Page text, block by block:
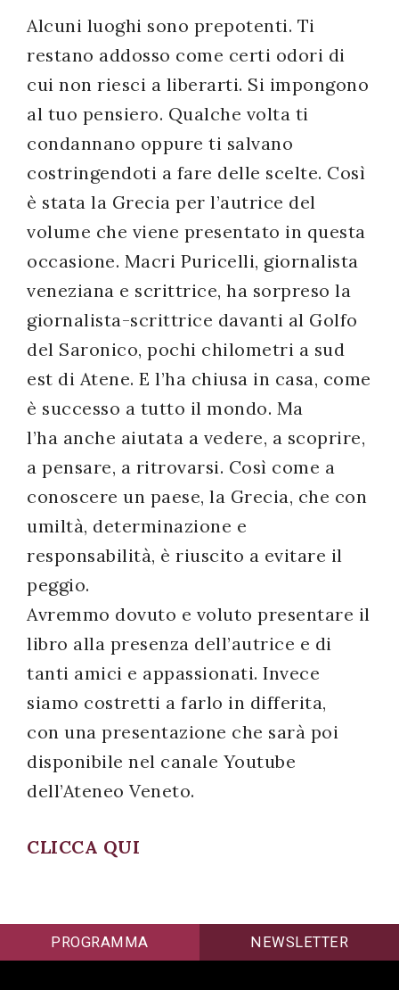
Alcuni luoghi sono prepotenti. Ti
restano addosso come certi odori di
cui non riesci a liberarti. Si impongono
al tuo pensiero. Qualche volta ti
condannano oppure ti salvano
costringendoti a fare delle scelte. Così
è stata la Grecia per l’autrice del
volume che viene presentato in questa
occasione. Macri Puricelli, giornalista
veneziana e scrittrice, ha sorpreso la
giornalista-scrittrice davanti al Golfo
del Saronico, pochi chilometri a sud
est di Atene. E l’ha chiusa in casa, come
è successo a tutto il mondo. Ma
l’ha anche aiutata a vedere, a scoprire,
a pensare, a ritrovarsi. Così come a
conoscere un paese, la Grecia, che con
umiltà, determinazione e
responsabilità, è riuscito a evitare il
peggio.
Avremmo dovuto e voluto presentare il
libro alla presenza dell’autrice e di
tanti amici e appassionati. Invece
siamo costretti a farlo in differita,
con una presentazione che sarà poi
disponibile nel canale Youtube
dell’Ateneo Veneto.
CLICCA QUI
PROGRAMMA NEWSLETTER